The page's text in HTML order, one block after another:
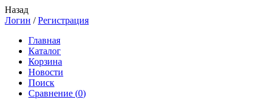
Назад
Логин /Регистрация
Главная
Каталог
Корзина
Новости
Поиск
Сравнение (0)